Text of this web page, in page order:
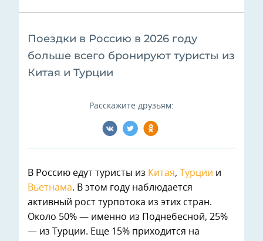
Поездки в Россию в 2026 году
больше всего бронируют туристы из
Китая и Турции
Расскажите друзьям:
В Россию едут туристы из Китая, Турции и
Вьетнама. В этом году наблюдается
активный рост турпотока из этих стран.
Около 50% — именно из Поднебесной, 25%
— из Турции. Еще 15% приходится на